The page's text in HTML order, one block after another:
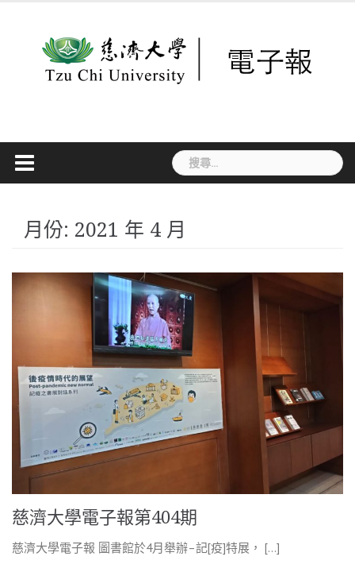
搜
尋
字:
月份: 2021 年 4 月
慈濟大學電子報第404期
慈濟大學電子報 圖書館於4月舉辦–記[疫]特展， […]